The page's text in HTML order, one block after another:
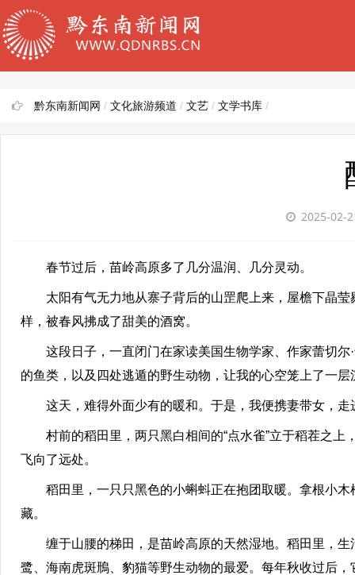
黔东南新闻网 / 文化旅游频道 / 文艺 / 文学书库 /
2025-02-
春节过后，苗岭高原多了几分温润、几分灵动。
太阳有气无力地从寨子背后的山罡爬上来，屋檐下晶莹
样，被春风拂成了甜美的酒窝。
这段日子，一直闭门在家读美国生物学家、作家蕾切尔·
的鱼类，以及四处逃遁的野生动物，让我的心空笼上了一层
这天，难得外面少有的暖和。于是，我便携妻带女，走
村前的稻田里，两只黑白相间的“点水雀”立于稻茬之上
飞向了远处。
稻田里，一只只黑色的小蝌蚪正在抱团取暖。拿根小木
藏。
缠于山腰的梯田，是苗岭高原的天然湿地。稻田里，生
鹭、海南虎斑鳽、豹猫等野生动物的最爱。每年秋收过后